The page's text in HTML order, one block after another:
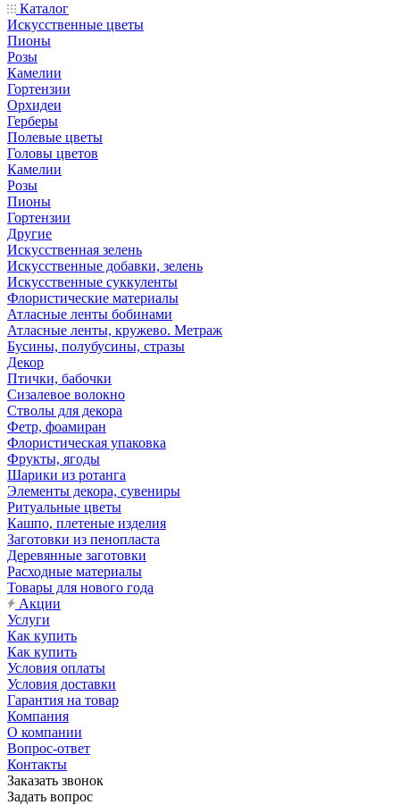
Каталог
Искусственные цветы
Пионы
Розы
Камелии
Гортензии
Орхидеи
Герберы
Полевые цветы
Головы цветов
Камелии
Розы
Пионы
Гортензии
Другие
Искусственная зелень
Искусственные добавки, зелень
Искусственные суккуленты
Флористические материалы
Атласные ленты бобинами
Атласные ленты, кружево. Метраж
Бусины, полубусины, стразы
Декор
Птички, бабочки
Сизалевое волокно
Стволы для декора
Фетр, фоамиран
Флористическая упаковка
Фрукты, ягоды
Шарики из ротанга
Элементы декора, сувениры
Ритуальные цветы
Кашпо, плетеные изделия
Заготовки из пенопласта
Деревянные заготовки
Расходные материалы
Товары для нового года
Акции
Услуги
Как купить
Как купить
Условия оплаты
Условия доставки
Гарантия на товар
Компания
О компании
Вопрос-ответ
Контакты
Заказать звонок
Задать вопрос